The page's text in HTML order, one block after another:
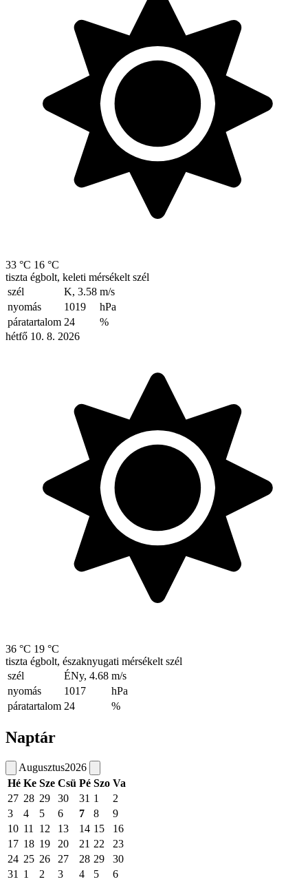
33 °C 16 °C
tiszta égbolt, keleti mérsékelt szél
szél
K, 3.58 m/s
nyomás
1019
hPa
páratartalom 24
%
hétfő 10. 8. 2026
36 °C 19 °C
tiszta égbolt, északnyugati mérsékelt szél
szél
ÉNy, 4.68 m/s
nyomás
1017
hPa
páratartalom 24 %
Naptár
Augusztus2026
Hé Ke Sze Csü Pé Szo Va
27 28 29 30 31 1
2
3
4 5 6 7 8
9
10 11 12 13 14 15
16
17 18 19 20 21 22
23
24 25 26 27 28 29
30
31
1 2 3 4 5 6